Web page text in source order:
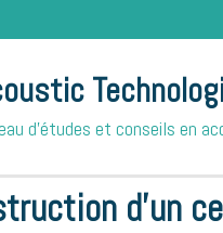
d'études et conseils en
d'un